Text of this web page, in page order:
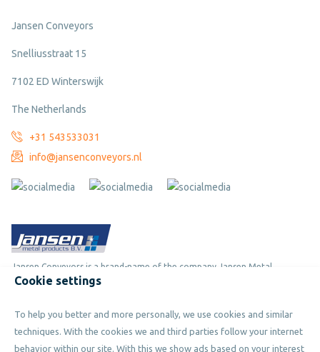
Jansen Conveyors
Snelliusstraat 15
7102 ED Winterswijk
The Netherlands
+31 543533031
info@jansenconveyors.nl
Jansen Conveyors is a brand-name of the company Jansen Metal
Products
Copyright © 2019 - 2026 Jansen Conveyors. Part of Jansen Metal
Products. All rights reserved.
Cookie settings
To help you better and more personally, we use cookies and similar
techniques. With the cookies we and third parties follow your internet
behavior within our site. With this we show ads based on your interest